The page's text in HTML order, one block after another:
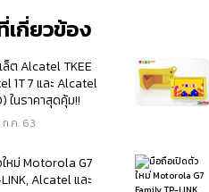
เกี่ยวข้อง
ล็ต Alcatel TKEE
1T 7 และ Alcatel
ในราคาสุดคุ้ม!!
ก.ค. 63
หม่ Motorola G7
Alcatel และ